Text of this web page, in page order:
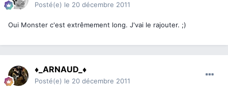
Posté(e) le 20 décembre 2011
Oui Monster c'est extrêmement long. J'vai le rajouter. ;)
♦_ARNAUD_♦
Posté(e) le 20 décembre 2011